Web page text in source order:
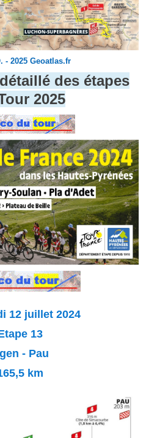
- 2025 Geoatlas.fr
des étapes
2025
12 juillet 2024
13
- Pau
km